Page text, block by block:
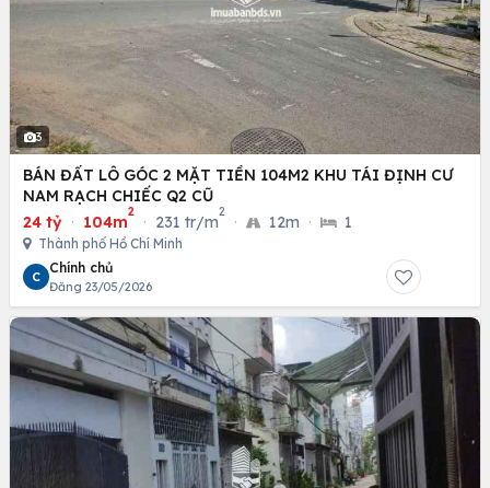
3
BÁN ĐẤT LÔ GÓC 2 MẶT TIỀN 104M2 KHU TÁI ĐỊNH CƯ
NAM RẠCH CHIẾC Q2 CŨ
24 tỷ · 104m
2
· 231 tr/m
2
· 12m · 1
Thành phố Hồ Chí Minh
C
Chính chủ
Đăng 23/05/2026